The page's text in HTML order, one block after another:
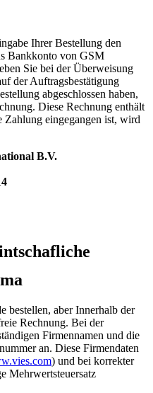
Ihrer Bestellung den
Bankkonto von GSM
Sie bei der Überweisung
der Auftragsbestätigung
abgeschlossen haben,
Diese Rechnung enthält
Zahlung eingegangen ist, wird
B.V.
bestellen, aber Innerhalb der
Rechnung. Bei der
Firmennamen und die
an. Diese Firmendaten
) und bei korrekter
Mehrwertsteuersatz